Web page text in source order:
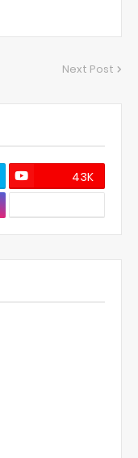
Next Post
43K